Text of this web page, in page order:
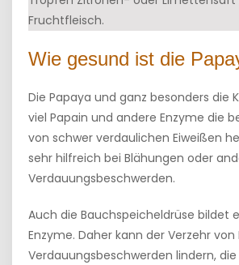
Fruchtfleisch.
Wie gesund ist die
Die Papaya und ganz besonders die
viel Papain und andere Enzyme die
von schwer verdaulichen Eiweißen
sehr hilfreich bei Blähungen oder
Verdauungsbeschwerden.
Auch die Bauchspeicheldrüse bildet
Enzyme. Daher kann der Verzehr von
Verdauungsbeschwerden lindern,